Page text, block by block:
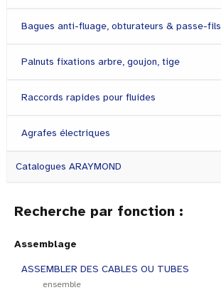
Bagues anti-fluage, obturateurs & passe-fils
Palnuts fixations arbre, goujon, tige
Raccords rapides pour fluides
Agrafes électriques
Catalogues ARAYMOND
Recherche par fonction :
Assemblage
ASSEMBLER DES CABLES OU TUBES
ensemble